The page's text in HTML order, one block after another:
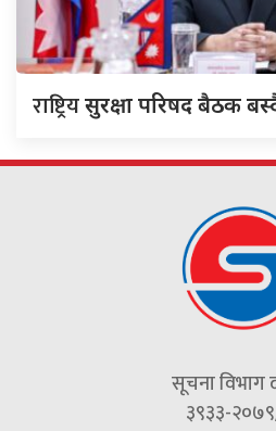
राष्ट्रियसुरक्षा परिषद बैठक
सूचना विभाग
३९३३-